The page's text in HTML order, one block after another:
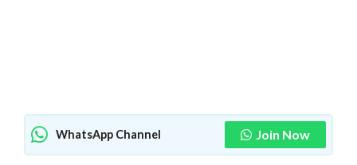
WhatsApp Channel Join Now